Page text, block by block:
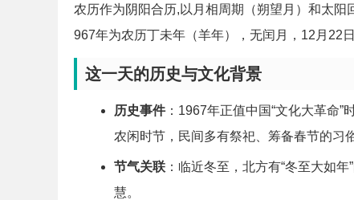
农历作为阴阳合历,以月相周期（朔望月）和太阳
967年为农历丁未年（羊年），无闰月，12月22
这一天的历史与文化背景
历史事件：1967年正值中国“文化大革命”
农闲时节，民间多有祭祀、筹备春节的习俗
节气关联 ：临近冬至，北方有“冬至大如
慧。